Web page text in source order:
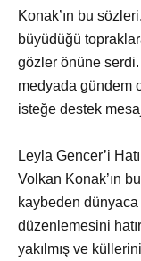
Konak’ın bu
büyüdüğü
gözler önüne serdi.
medyada gündem
isteğe destek
Leyla Gencer’i
Volkan Konak’ın
kaybeden
düzenlemesini
yakılmış ve